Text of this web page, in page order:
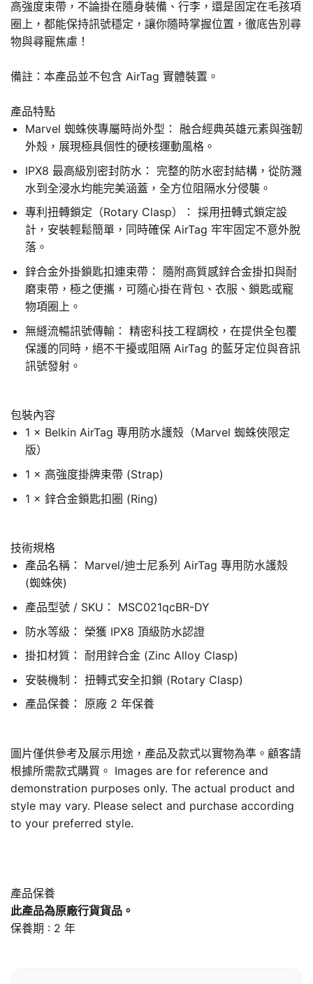
高強度束帶，不論掛在隨身裝備、行李，還是固定在毛孩項
圈上，都能保持訊號穩定，讓你隨時掌握位置，徹底告別尋
物與尋寵焦慮！
備註：本產品並不包含 AirTag 實體裝置。
產品特點
Marvel 蜘蛛俠專屬時尚外型： 融合經典英雄元素與強韌
外殼，展現極具個性的硬核運動風格。
IPX8 最高級別密封防水： 完整的防水密封結構，從防濺
水到全浸水均能完美涵蓋，全方位阻隔水分侵襲。
專利扭轉鎖定（Rotary Clasp）： 採用扭轉式鎖定設
計，安裝輕鬆簡單，同時確保 AirTag 牢牢固定不意外脫
落。
鋅合金外掛鎖匙扣連束帶： 隨附高質感鋅合金掛扣與耐
磨束帶，極之便攜，可隨心掛在背包、衣服、鎖匙或寵
物項圈上。
無縫流暢訊號傳輸： 精密科技工程調校，在提供全包覆
保護的同時，絕不干擾或阻隔 AirTag 的藍牙定位與音訊
訊號發射。
包裝內容
1 × Belkin AirTag 專用防水護殼（Marvel 蜘蛛俠限定
版）
1 × 高強度掛牌束帶 (Strap)
1 × 鋅合金鎖匙扣圈 (Ring)
技術規格
產品名稱： Marvel/迪士尼系列 AirTag 專用防水護殼
(蜘蛛俠)
產品型號 / SKU： MSC021qcBR-DY
防水等級： 榮獲 IPX8 頂級防水認證
掛扣材質： 耐用鋅合金 (Zinc Alloy Clasp)
安裝機制： 扭轉式安全扣鎖 (Rotary Clasp)
產品保養： 原廠 2 年保養
圖片僅供參考及展示用途，產品及款式以實物為準。顧客請
根據所需款式購買。 Images are for reference and
demonstration purposes only. The actual product and
style may vary. Please select and purchase according
to your preferred style.
產品保養
此產品為原廠行貨貨品。
保養期 : 2 年